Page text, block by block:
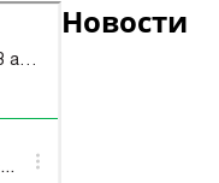
Новости